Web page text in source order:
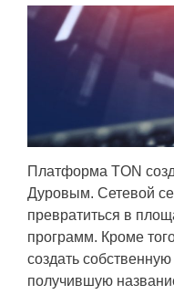
Платформа TON
Дуровым. Сетевой
превратиться в
программ. Кроме
создать
получившую